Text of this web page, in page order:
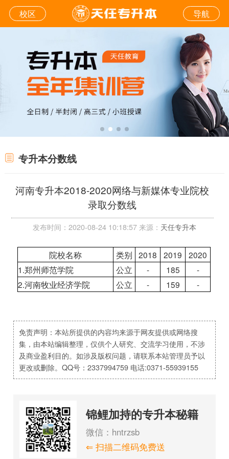
校区 导航
专升本分数线
河南专升本2018-2020网络与新媒体专业院校
录取分数线
发布时间：2020-08-24 10:18:57 来源： 天任专升本
院校名称 类别 2018 2019
2020
1.郑州师范学院
公立 - 185
-
2.河南牧业经济学院
公立 - 159 -
免责声明：本站所提供的内容均来源于网友提供或网络搜
集，由本站编辑整理，仅供个人研究、交流学习使用，不涉
及商业盈利目的。如涉及版权问题，请联系本站管理员予以
更改或删除。QQ号：2337994759 电话:0371-55939155
锦鲤加持的专升本秘籍
微信：hntrzsb
⇐ 扫描二维码免费送